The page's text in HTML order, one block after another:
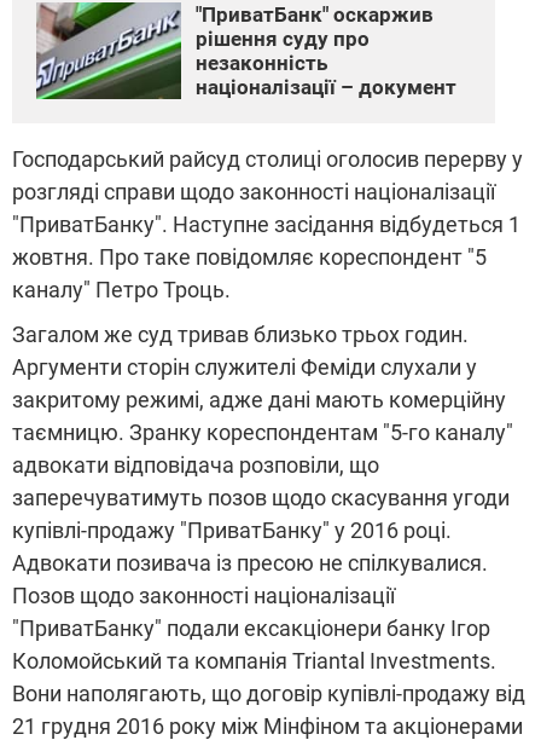
"ПриватБанк" оскаржив
рішення суду про
незаконність
націоналізації – документ
Господарський райсуд столиці оголосив перерву у
розгляді справи щодо законності націоналізації
"ПриватБанку". Наступне засідання відбудеться 1
жовтня. Про таке повідомляє кореспондент "5
каналу" Петро Троць.
Загалом же суд тривав близько трьох годин.
Аргументи сторін служителі Феміди слухали у
закритому режимі, адже дані мають комерційну
таємницю. Зранку кореспондентам "5-го каналу"
адвокати відповідача розповіли, що
заперечуватимуть позов щодо скасування угоди
купівлі-продажу "ПриватБанку" у 2016 році.
Адвокати позивача із пресою не спілкувалися.
Позов щодо законності націоналізації
"ПриватБанку" подали ексакціонери банку Ігор
Коломойський та компанія Triantal Investments.
Вони наполягають, що договір купівлі-продажу від
21 грудня 2016 року між Мінфіном та акціонерами